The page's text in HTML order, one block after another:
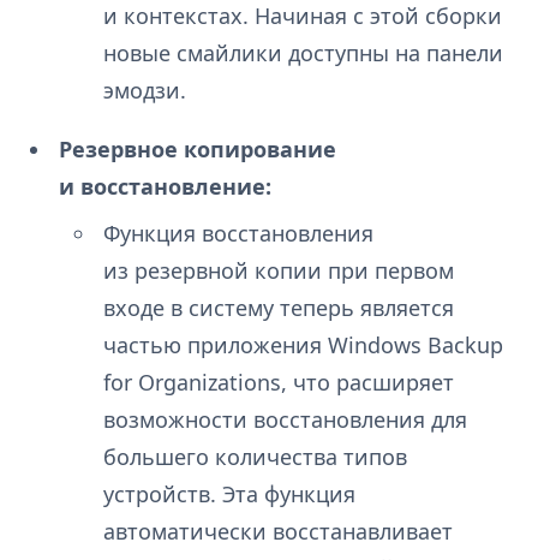
и контекстах. Начиная с этой сборки
новые смайлики доступны на панели
эмодзи.
Резервное копирование
и восстановление:
Функция восстановления
из резервной копии при первом
входе в систему теперь является
частью приложения Windows Backup
for Organizations, что расширяет
возможности восстановления для
большего количества типов
устройств. Эта функция
автоматически восстанавливает